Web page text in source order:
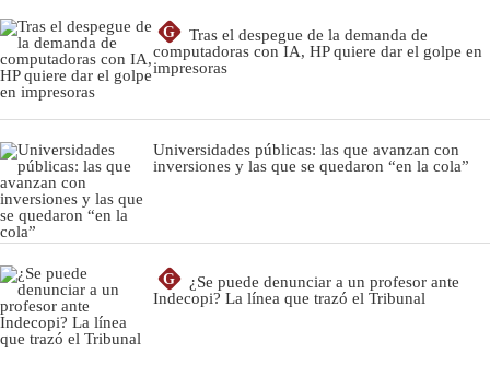
G
Tras el despegue de la demanda de
computadoras con IA, HP quiere dar el golpe en
impresoras
Universidades públicas: las que avanzan con
inversiones y las que se quedaron “en la cola”
G
¿Se puede denunciar a un profesor ante
Indecopi? La línea que trazó el Tribunal